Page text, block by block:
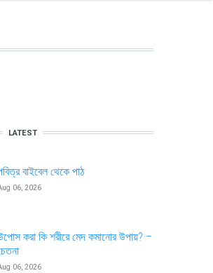
LATEST
বাইবেল থেকে পাঠ
06, 2026
করা কি শরীরে মেদ কমানোর উপায়? –
06, 2026